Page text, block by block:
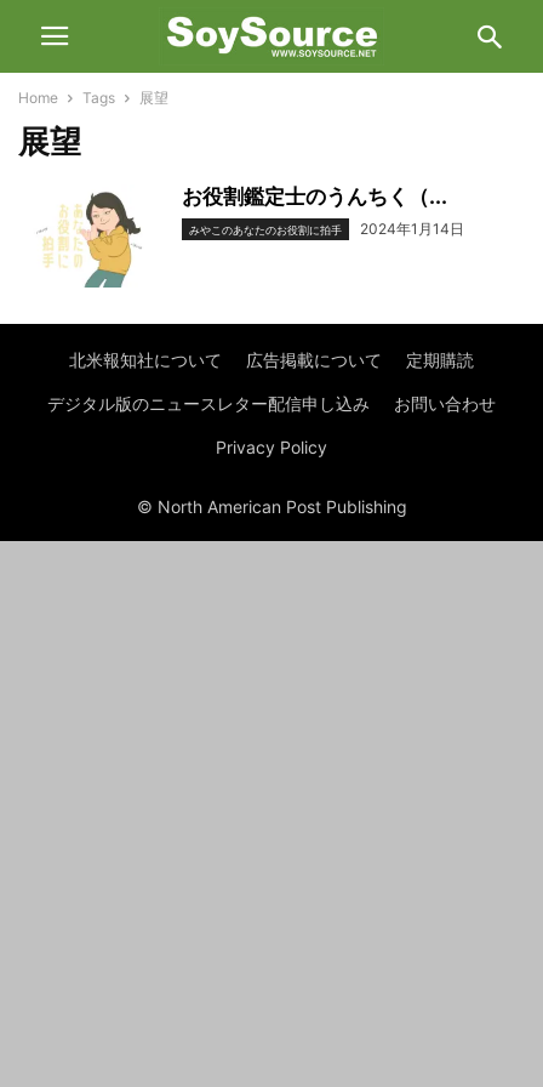
Home Tags 展望
展望
お役割鑑定士のうんちく（...
みやこのあなたのお役割に拍手 2024年1月14日
北米報知社について 広告掲載について 定期購読
デジタル版のニュースレター配信申し込み お問い合わせ
Privacy Policy
© North American Post Publishing